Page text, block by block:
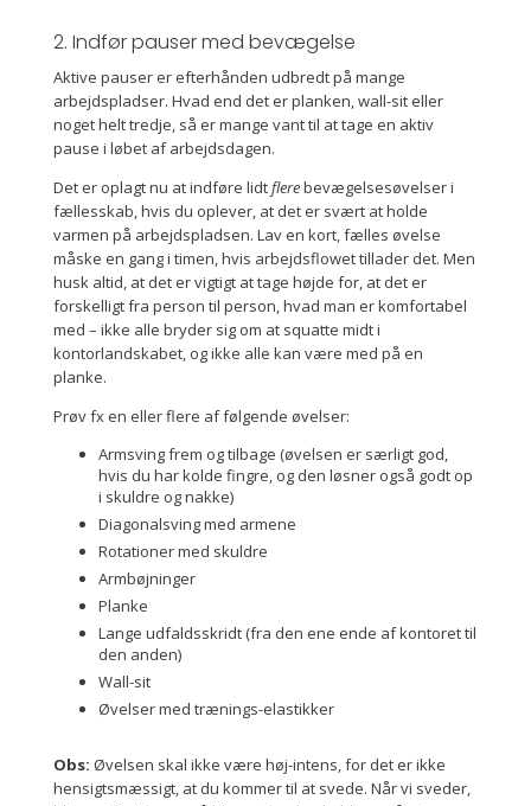
2. Indfør pauser med bevægelse
Aktive pauser er efterhånden udbredt på mange
arbejdspladser. Hvad end det er planken, wall-sit eller
noget helt tredje, så er mange vant til at tage en aktiv
pause i løbet af arbejdsdagen.
Det er oplagt nu at indføre lidtflerebevægelsesøvelser i
fællesskab, hvis du oplever, at det er svært at holde
varmen på arbejdspladsen. Lav en kort, fælles øvelse
måske en gang i timen, hvis arbejdsflowet tillader det. Men
husk altid, at det er vigtigt at tage højde for, at det er
forskelligt fra person til person, hvad man er komfortabel
med – ikke alle bryder sig om at squatte midt i
kontorlandskabet, og ikke alle kan være med på en
planke.
Prøv fx en eller flere af følgende øvelser:
Armsving frem og tilbage (øvelsen er særligt god,
hvis du har kolde fingre, og den løsner også godt op
i skuldre og nakke)
Diagonalsving med armene
Rotationer med skuldre
Armbøjninger
Planke
Lange udfaldsskridt (fra den ene ende af kontoret til
den anden)
Wall-sit
Øvelser med trænings-elastikker
Obs: Øvelsen skal ikke være høj-intens, for det er ikke
hensigtsmæssigt, at du kommer til at svede. Når vi sveder,